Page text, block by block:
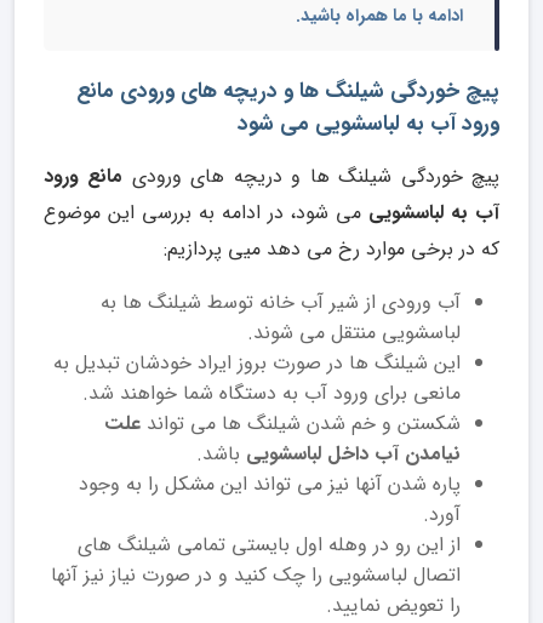
ادامه با ما همراه باشید.
پیچ خوردگی شیلنگ ها و دریچه های ورودی مانع
ورود آب به لباسشویی می شود
پیچ خوردگی شیلنگ ها و دریچه های ورودی مانع ورود
آب به لباسشویی می شود، در ادامه به بررسی این موضوع
که در برخی موارد رخ می دهد میی پردازیم:
آب ورودی از شیر آب خانه توسط شیلنگ ها به
لباسشویی منتقل می شوند.
این شیلنگ ها در صورت بروز ایراد خودشان تبدیل به
مانعی برای ورود آب به دستگاه شما خواهند شد.
شکستن و خم شدن شیلنگ ها می تواند علت
نیامدن آب داخل لباسشویی باشد.
پاره شدن آنها نیز می تواند این مشکل را به وجود
آورد.
از این رو در وهله اول بایستی تمامی شیلنگ های
اتصال لباسشویی را چک کنید و در صورت نیاز نیز آنها
را تعویض نمایید.